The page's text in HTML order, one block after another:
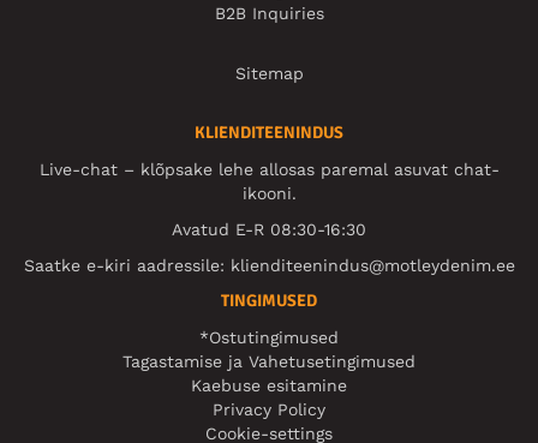
B2B Inquiries
Sitemap
KLIENDITEENINDUS
Live-chat – klõpsake lehe allosas paremal asuvat chat-
ikooni.
Avatud E-R 08:30-16:30
Saatke e-kiri aadressile: klienditeenindus@motleydenim.ee
TINGIMUSED
*Ostutingimused
Tagastamise ja Vahetusetingimused
Kaebuse esitamine
Privacy Policy
Cookie-settings